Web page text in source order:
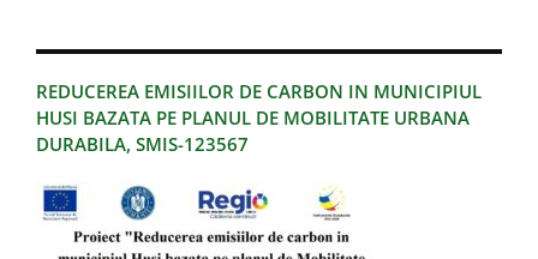
REDUCEREA EMISIILOR DE CARBON IN MUNICIPIUL
HUSI BAZATA PE PLANUL DE MOBILITATE URBANA
DURABILA, SMIS-123567